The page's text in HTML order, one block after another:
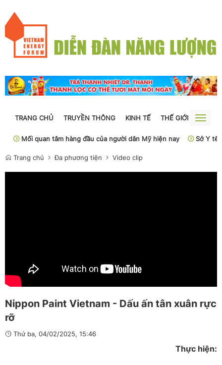
TRANG CHỦ TRUYỀN THÔNG KINH TẾ THẾ GIỚI
Toggle
Mối quan tâm hàng đầu của người dân Mỹ hiện nay Sở Y tế
Trang chủ Đa phương tiện Video clip
Nippon Paint Vietnam - Dấu ấn tân xuân rực
rỡ
Thứ ba, 04/02/2025, 15:46
Thực hiện: